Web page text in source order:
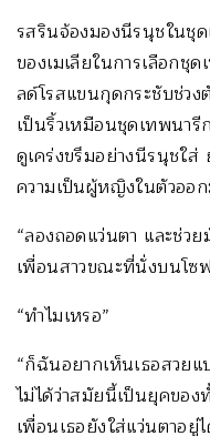
รสรินจ้องมองนีรนุชในชุ
ของเมเลียในการเลือกชุ
ลด์โรสแขนกุดกระชับช่ว
เป็นริ้วเหมือนชุดเทพนา
ดูเคร่งขรึมอย่างนีรนุชใส่
ความเป็นผู้หญิงในตัวออก
“ลองถอดแว่นตา และช่
เพื่อนสาวขณะที่นั่งบนโซ
“ทำไมเหรอ”
“ก็ฉันอยากเห็นเธอสวย
ไม่ได้ว่าสมัยนี้เป็นยุคของ
เพื่อนเธอยังใส่แว่นตาอยู่